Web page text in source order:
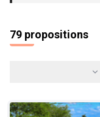
79 propositions